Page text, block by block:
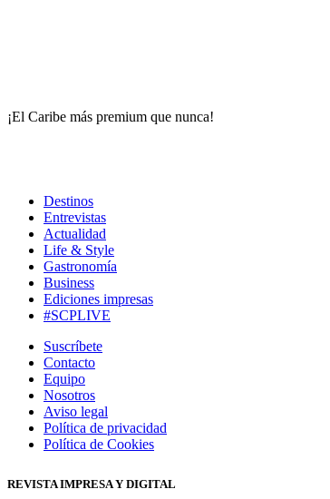
¡El Caribe más premium que nunca!
Destinos
Entrevistas
Actualidad
Life & Style
Gastronomía
Business
Ediciones impresas
#SCPLIVE
Suscríbete
Contacto
Equipo
Nosotros
Aviso legal
Política de privacidad
Política de Cookies
REVISTA IMPRESA Y DIGITAL